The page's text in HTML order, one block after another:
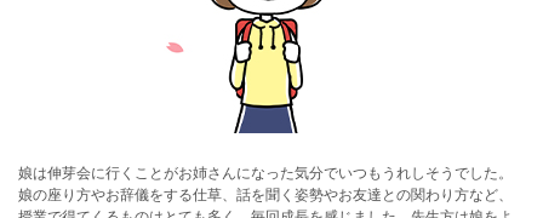
娘は伸芽会に行くことがお姉さんになった気分でいつもうれしそうでした。
娘の座り方やお辞儀をする仕草、話を聞く姿勢やお友達との関わり方など、